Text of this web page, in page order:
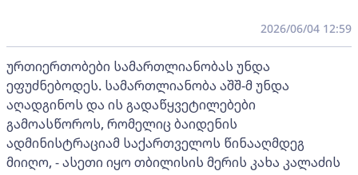
2026/06/04 12:59
ურთიერთობები სამართლიანობას უნდა
ეფუძნებოდეს. სამართლიანობა აშშ-მ უნდა
აღადგინოს და ის გადაწყვეტილებები
გამოასწოროს, რომელიც ბაიდენის
ადმინისტრაციამ საქართველოს წინააღმდეგ
მიიღო, - ასეთი იყო თბილისის მერის კახა კალაძის